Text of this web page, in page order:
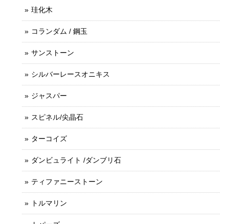
珪化木
コランダム / 鋼玉
サンストーン
シルバーレースオニキス
ジャスパー
スピネル/尖晶石
ターコイズ
ダンビュライト /ダンブリ石
ティファニーストーン
トルマリン